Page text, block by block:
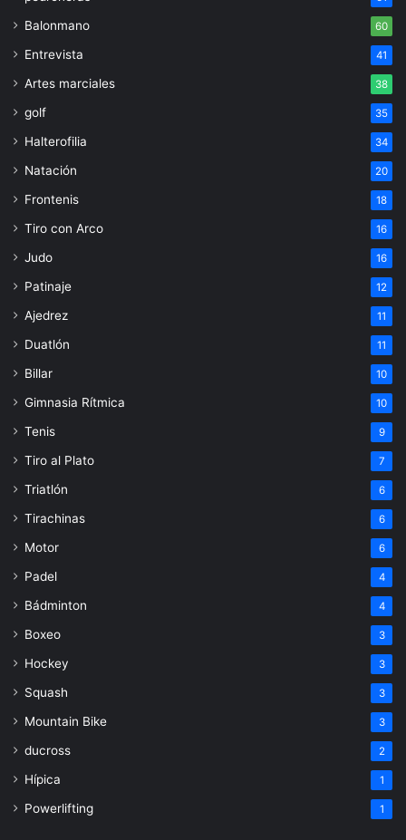
Balonmano 60
Entrevista 41
Artes marciales 38
golf 35
Halterofilia 34
Natación 20
Frontenis 18
Tiro con Arco 16
Judo 16
Patinaje 12
Ajedrez 11
Duatlón 11
Billar 10
Gimnasia Rítmica 10
Tenis 9
Tiro al Plato 7
Triatlón 6
Tirachinas 6
Motor 6
Padel 4
Bádminton 4
Boxeo 3
Hockey 3
Squash 3
Mountain Bike 3
ducross 2
Hípica 1
Powerlifting 1